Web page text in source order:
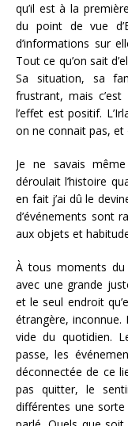
qu’il est à la
du point de vue
d’informations sur
Tout ce qu’on sait
Sa situation, sa
frustrant, mais
l’effet est positif.
on ne connait pas, et
Je ne savais
déroulait l’histoire
en fait j’ai dû le
d’événements sont
aux objets et
À tous moments du
avec une grande
et le seul endroit
étrangère, inconnue.
vide du quotidien.
passe, les
déconnectée de ce
pas quitter, le
différentes une sorte